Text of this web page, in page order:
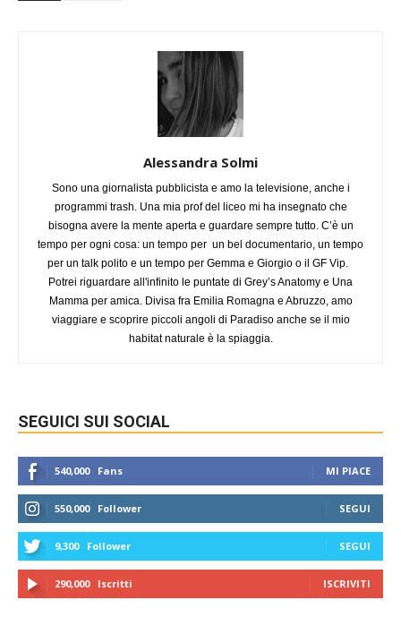
Alessandra Solmi
Sono una giornalista pubblicista e amo la televisione, anche i
programmi trash. Una mia prof del liceo mi ha insegnato che
bisogna avere la mente aperta e guardare sempre tutto. C’è un
tempo per ogni cosa: un tempo per un bel documentario, un tempo
per un talk polito e un tempo per Gemma e Giorgio o il GF Vip.
Potrei riguardare all'infinito le puntate di Grey’s Anatomy e Una
Mamma per amica. Divisa fra Emilia Romagna e Abruzzo, amo
viaggiare e scoprire piccoli angoli di Paradiso anche se il mio
habitat naturale è la spiaggia.
SEGUICI SUI SOCIAL
540,000 Fans MI PIACE
550,000 Follower SEGUI
9,300 Follower SEGUI
290,000 Iscritti ISCRIVITI